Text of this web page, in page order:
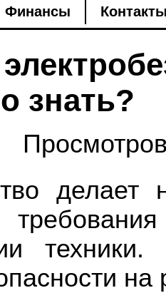
Финансы
знать?